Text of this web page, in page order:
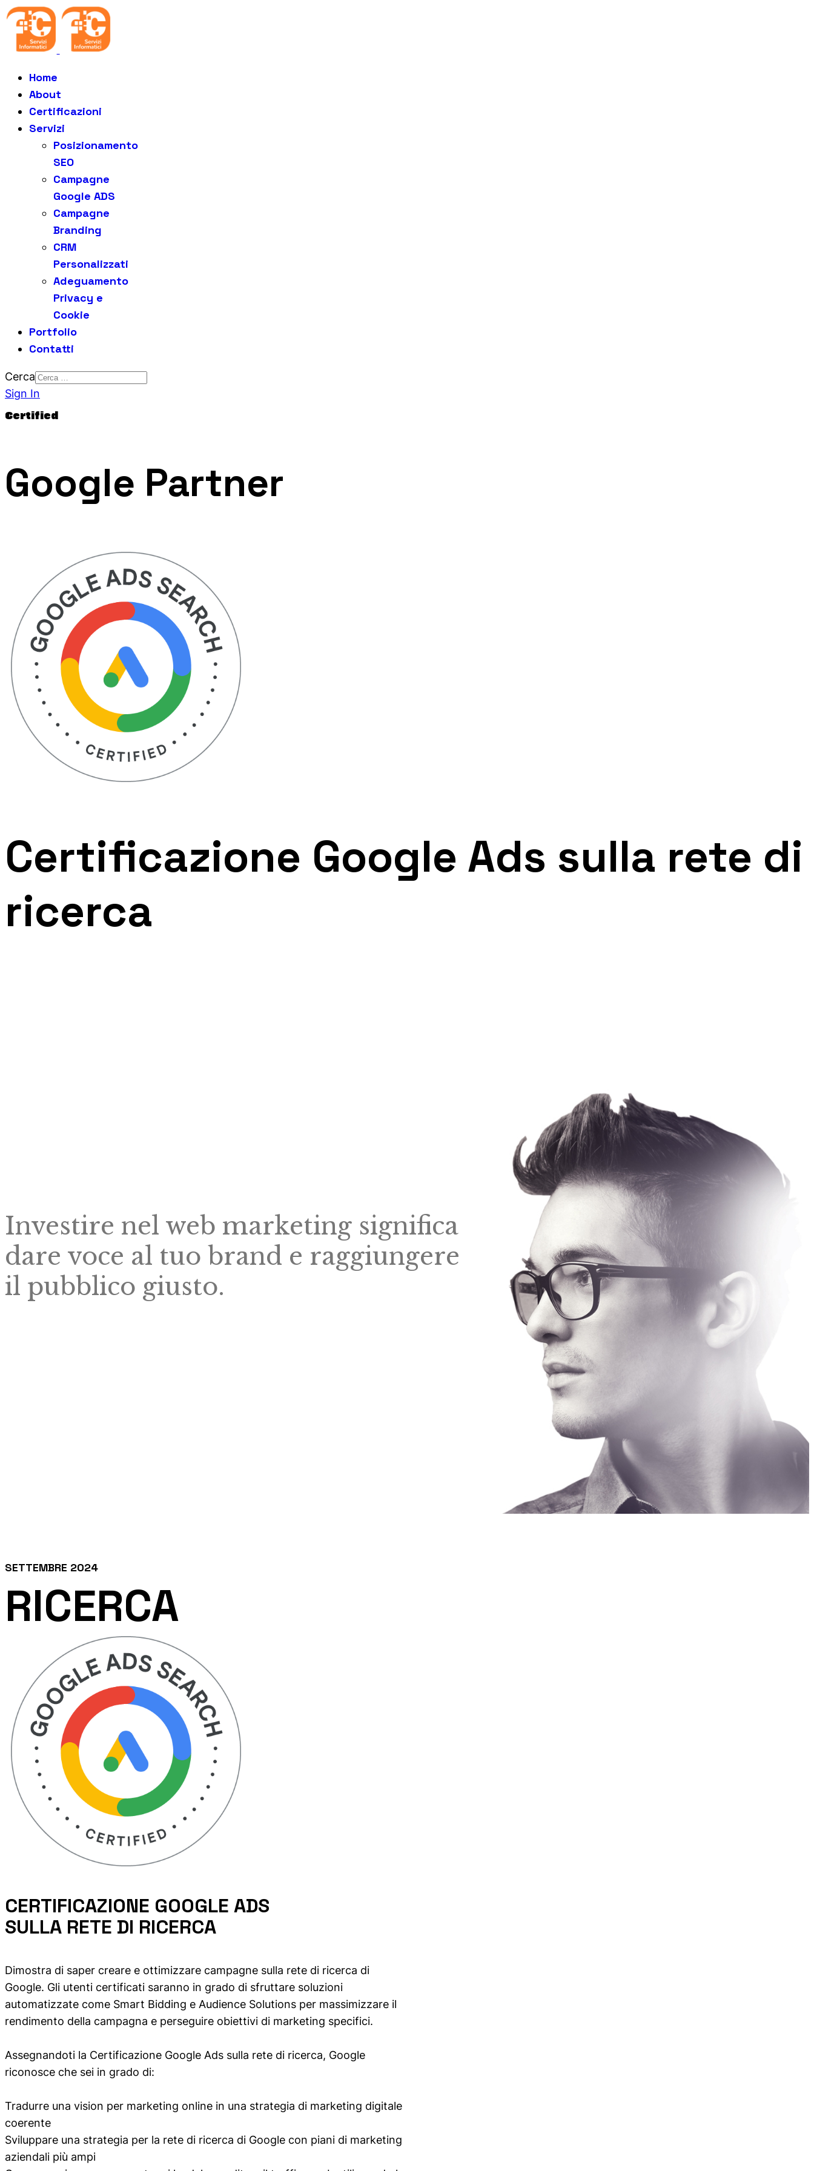
Home
About
Certificazioni
Servizi
Posizionamento
SEO
Campagne
Google ADS
Campagne
Branding
CRM
Personalizzati
Adeguamento
Privacy e
Cookie
Portfolio
Contatti
Cerca
Sign In
Certified
Google Partner
Certificazione Google Ads sulla rete di
ricerca
Investire nel web marketing significa
dare voce al tuo brand e raggiungere
il pubblico giusto.
SETTEMBRE 2024
RICERCA
CERTIFICAZIONE GOOGLE ADS
SULLA RETE DI RICERCA
Dimostra di saper creare e ottimizzare campagne sulla rete di ricerca di
Google. Gli utenti certificati saranno in grado di sfruttare soluzioni
automatizzate come Smart Bidding e Audience Solutions per massimizzare il
rendimento della campagna e perseguire obiettivi di marketing specifici.
Assegnandoti la Certificazione Google Ads sulla rete di ricerca, Google
riconosce che sei in grado di:
Tradurre una vision per marketing online in una strategia di marketing digitale
coerente
Sviluppare una strategia per la rete di ricerca di Google con piani di marketing
aziendali più ampi